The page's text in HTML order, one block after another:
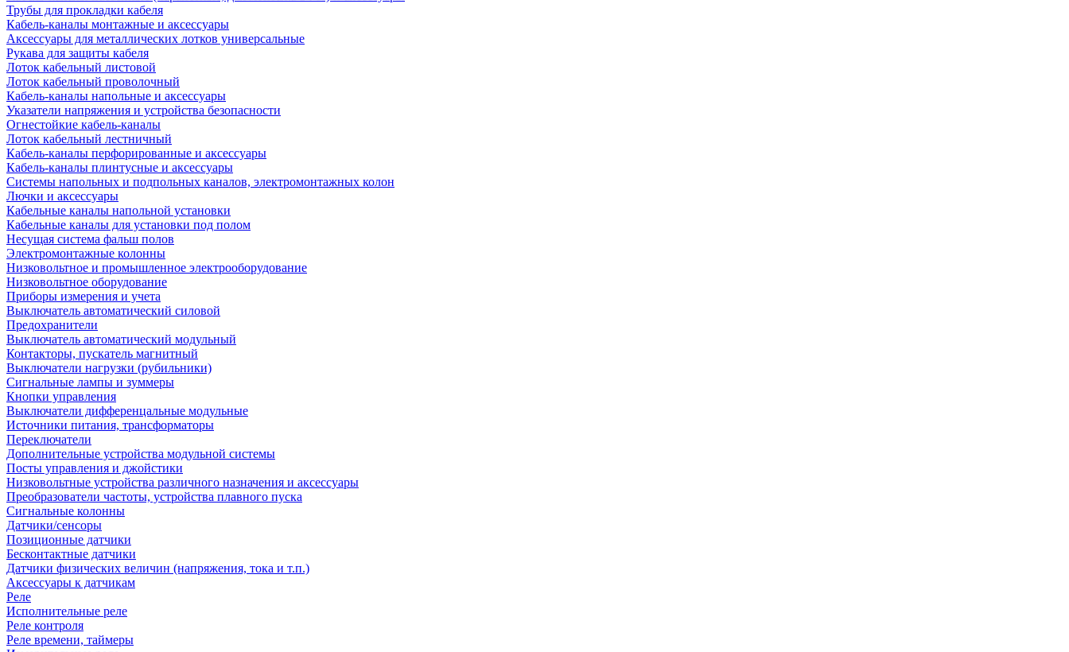
Трубы для прокладки кабеля
Кабель-каналы монтажные и аксессуары
Аксессуары для металлических лотков универсальные
Рукава для защиты кабеля
Лоток кабельный листовой
Лоток кабельный проволочный
Кабель-каналы напольные и аксессуары
Указатели напряжения и устройства безопасности
Огнестойкие кабель-каналы
Лоток кабельный лестничный
Кабель-каналы перфорированные и аксессуары
Кабель-каналы плинтусные и аксессуары
Системы напольных и подпольных каналов, электромонтажных колон
Лючки и аксессуары
Кабельные каналы напольной установки
Кабельные каналы для установки под полом
Несущая система фальш полов
Электромонтажные колонны
Низковольтное и промышленное электрооборудование
Низковольтное оборудование
Приборы измерения и учета
Выключатель автоматический силовой
Предохранители
Выключатель автоматический модульный
Контакторы, пускатель магнитный
Выключатели нагрузки (рубильники)
Сигнальные лампы и зуммеры
Кнопки управления
Выключатели дифференцальные модульные
Источники питания, трансформаторы
Переключатели
Дополнительные устройства модульной системы
Посты управления и джойстики
Низковольтные устройства различного назначения и аксессуары
Преобразователи частоты, устройства плавного пуска
Сигнальные колонны
Датчики/сенсоры
Позиционные датчики
Бесконтактные датчики
Датчики физических величин (напряжения, тока и т.п.)
Аксессуары к датчикам
Реле
Исполнительные реле
Реле контроля
Реле времени, таймеры